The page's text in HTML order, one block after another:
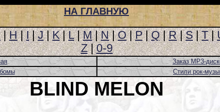
НА ГЛАВНУЮ
|H|I|J|K|L|M|N|O|P|Q|R|S|T|
Z|0-9
Заказ MP3-
Стили рок-
BLIND MELON